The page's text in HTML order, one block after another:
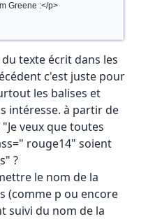
Greene :</p>
texte écrit dans les
c'est juste pour
les balises et
intéresse. à partir de
veux que toutes
rouge14" soient
?
le nom de la
(comme p ou encore
suivi du nom de la